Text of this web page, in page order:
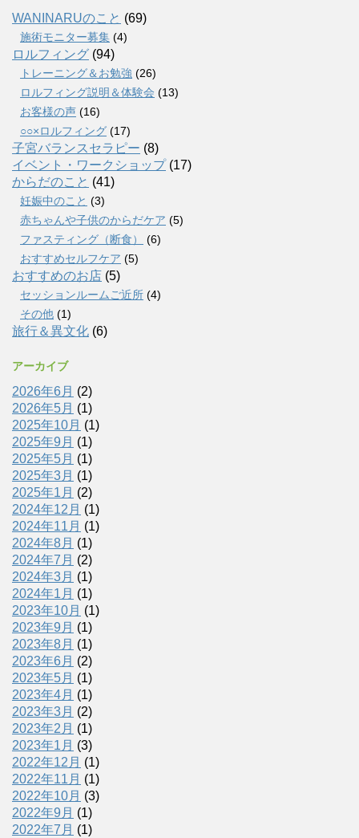
WANINARUのこと (69)
施術モニター募集 (4)
ロルフィング (94)
トレーニング＆お勉強 (26)
ロルフィング説明＆体験会 (13)
お客様の声 (16)
○○×ロルフィング (17)
子宮バランスセラピー (8)
イベント・ワークショップ(17)
からだのこと (41)
妊娠中のこと (3)
赤ちゃんや子供のからだケア (5)
ファスティング（断食）
(6)
おすすめセルフケア (5)
おすすめのお店 (5)
セッションルームご近所 (4)
その他 (1)
旅行＆異文化 (6)
アーカイブ
2026年6月 (2)
2026年5月 (1)
2025年10月 (1)
2025年9月 (1)
2025年5月 (1)
2025年3月 (1)
2025年1月 (2)
2024年12月 (1)
2024年11月 (1)
2024年8月 (1)
2024年7月 (2)
2024年3月 (1)
2024年1月 (1)
2023年10月 (1)
2023年9月 (1)
2023年8月 (1)
2023年6月 (2)
2023年5月 (1)
2023年4月 (1)
2023年3月 (2)
2023年2月 (1)
2023年1月 (3)
2022年12月 (1)
2022年11月 (1)
2022年10月 (3)
2022年9月 (1)
2022年7月 (1)